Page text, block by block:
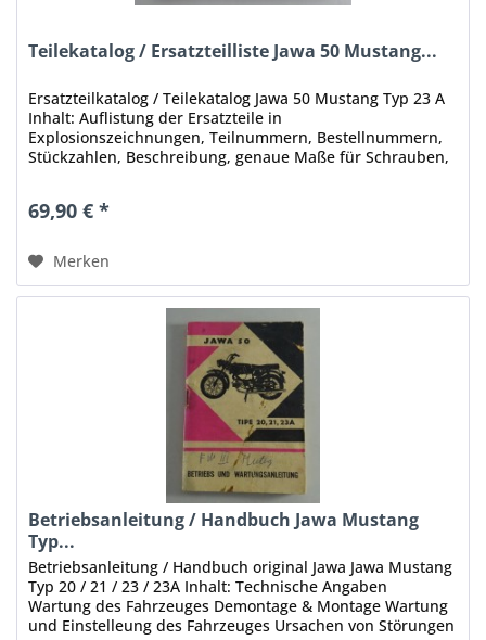
Teilekatalog / Ersatzteilliste Jawa 50 Mustang...
Ersatzteilkatalog / Teilekatalog Jawa 50 Mustang Typ 23 A
Inhalt: Auflistung der Ersatzteile in
Explosionszeichnungen, Teilnummern, Bestellnummern,
Stückzahlen, Beschreibung, genaue Maße für Schrauben,
69,90 € *
Merken
Betriebsanleitung / Handbuch Jawa Mustang
Typ...
Betriebsanleitung / Handbuch original Jawa Jawa Mustang
Typ 20 / 21 / 23 / 23A Inhalt: Technische Angaben
Wartung des Fahrzeuges Demontage & Montage Wartung
und Einstelleung des Fahrzeuges Ursachen von Störungen